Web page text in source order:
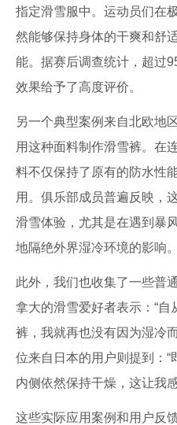
指定滑雪服中。运动员们在
然能够保持身体的干爽和舒
能。据赛后调查统计，超过
效果给予了高度评价。
另一个典型案例来自北欧地
用这种面料制作滑雪裤。在
料不仅保持了原有的防水性
用。俱乐部成员普遍反映，
滑雪体验，尤其是在遇到暴
地隔绝外界湿冷环境的影响。
此外，我们也收集了一些普
拿大的滑雪爱好者表示：“
裤，我就再也没有因为湿冷
位来自日本的用户则提到：
内侧依然保持干燥，这让我
这些实际应用案例和用户反